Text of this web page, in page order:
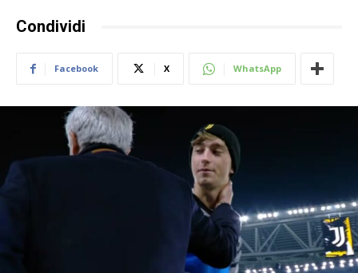
Condividi
Facebook X WhatsApp